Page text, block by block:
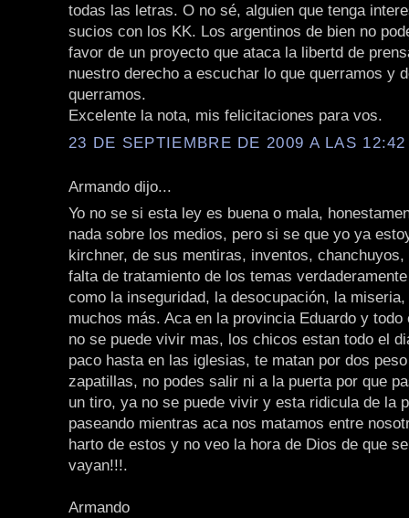
todas las letras. O no sé, alguien que tenga
sucios con los KK. Los argentinos de bien no
favor de un proyecto que ataca la libertd de
nuestro derecho a escuchar lo que querramos y
querramos.
Excelente la nota, mis felicitaciones para vos.
23 DE SEPTIEMBRE DE 2009 A LAS 12:42
Armando dijo...
Yo no se si esta ley es buena o mala,
nada sobre los medios, pero si se que yo ya
kirchner, de sus mentiras, inventos,
falta de tratamiento de los temas
como la inseguridad, la desocupación, la
muchos más. Aca en la provincia Eduardo y todo
no se puede vivir mas, los chicos estan todo el
paco hasta en las iglesias, te matan por dos
zapatillas, no podes salir ni a la puerta por que
un tiro, ya no se puede vivir y esta ridicula de la
paseando mientras aca nos matamos entre
harto de estos y no veo la hora de Dios de que
vayan!!!.
Armando